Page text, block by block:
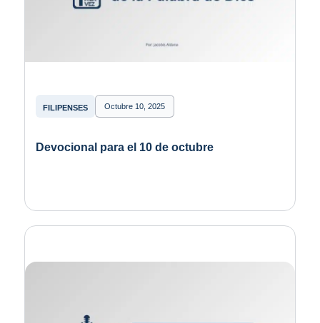
FILIPENSES Octubre 10, 2025
Devocional para el 10 de octubre